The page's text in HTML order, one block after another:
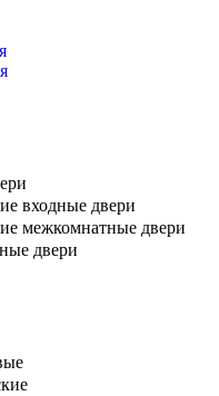
входные двери
межкомнатные двери
двери